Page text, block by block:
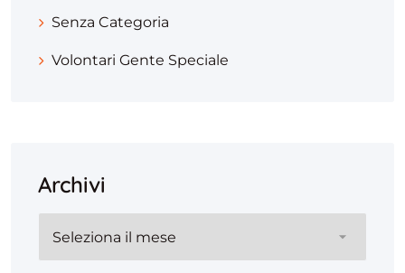
Senza Categoria
Volontari Gente Speciale
Archivi